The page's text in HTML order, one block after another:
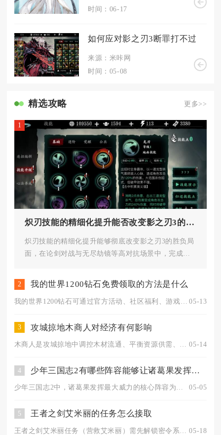
时间：06-17
如何应对影之刃3断罪打不过
来源：米咔网
时间：05-08
精选攻略 更多>>
1
炽刃技能的精细化提升能否改变影之刃3的胜负局面
炽刃技能的精细化提升能够彻底改变影之刃3的胜负局
面，在论剑对战与无尽劫镜等高对抗场景中，完成技
2 我的世界1200钻石免费领取的方法是什么
05-13
3 攻城掠地木商人对经济有何影响
木商人是攻城掠地中调控木材流通、平衡资源供需、加速建筑与科技... 05-14
4 少年三国志2有哪些阵容能够让诸葛果发挥出最大的威力
少年三国志2中，诸葛果发挥最大威力的核心阵容为诸葛家族体系阵... 05-05
5 王者之剑艾米丽的任务怎么接取
05-18